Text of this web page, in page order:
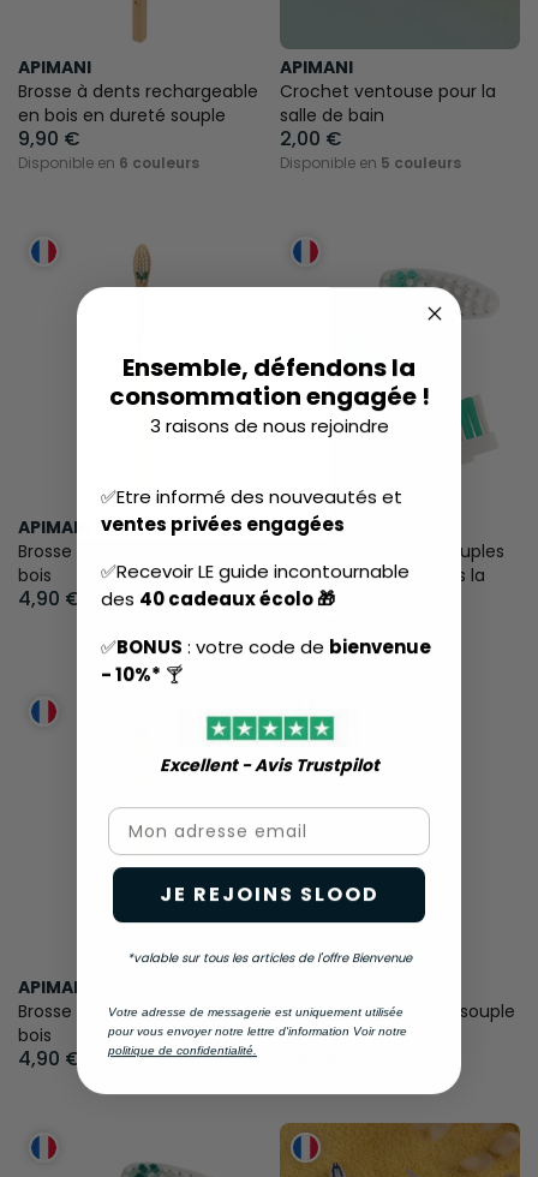
APIMANI
Brosse à dents rechargeable
en bois en dureté souple
9,90 €
Disponible en 6 couleurs
APIMANI
Crochet ventouse pour la
salle de bain
2,00 €
Disponible en 5 couleurs
APIMANI
Brosse à dents souple en
bois
4,90 €
APIMANI
3 Recharges extra-souples
pour la brosse à dents la
Maline
APIMANI
Brosse à dents medium en
bois
4,90 €
Brosse à dents extra-souple
en bois
Ensemble, défendons la
consommation engagée !
3 raisons de nous rejoindre
✅Etre informé des nouveautés et
ventes privées engagées
✅Recevoir LE guide incontournable
des 40 cadeaux écolo 🎁
✅BONUS : votre code de bienvenue
- 10%* 🍸
Excellent - Avis Trustpilot​
Email
JE REJOINS SLOOD
*valable sur tous les articles de l'offre Bienvenue
Votre adresse de messagerie est uniquement utilisée
pour vous envoyer notre lettre d'information Voir notre
politique de confidentialité.